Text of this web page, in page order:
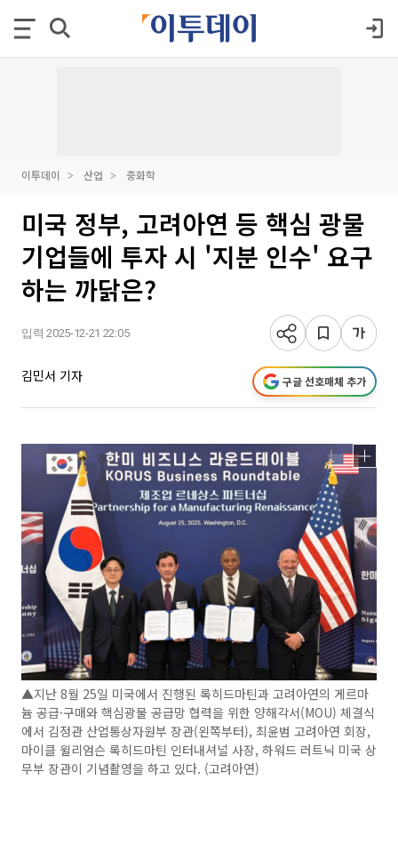
이투데이 산업 중화학
미국 정부, 고려아연 등 핵심 광물
기업들에 투자 시 '지분 인수' 요구
하는 까닭은?
입력 2025-12-21 22:05
김민서 기자 구글 선호매체 추가
▲지난 8월 25일 미국에서 진행된 록히드마틴과 고려아연의 게르마
늄 공급·구매와 핵심광물 공급망 협력을 위한 양해각서(MOU) 체결식
에서 김정관 산업통상자원부 장관(왼쪽부터), 최윤범 고려아연 회장,
마이클 윌리엄슨 록히드마틴 인터내셔널 사장, 하워드 러트닉 미국 상
무부 장관이 기념촬영을 하고 있다. (고려아연)